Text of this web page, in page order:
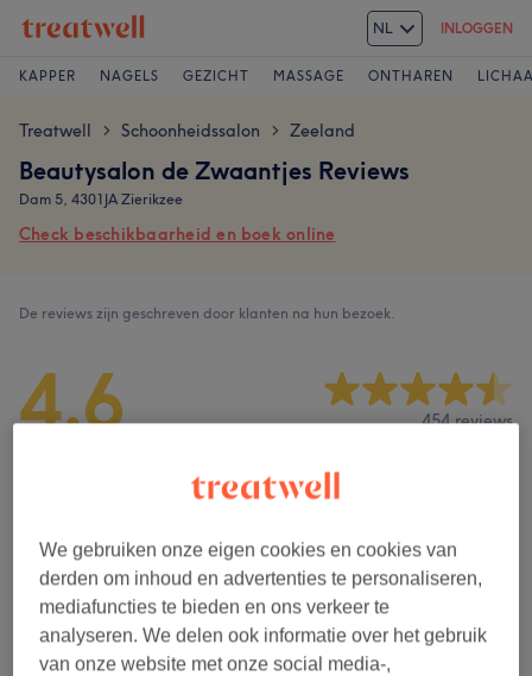
NL INLOGGEN
KAPPER NAGELS GEZICHT MASSAGE ONTHAREN
Treatwell > Schoonheidssalon > Zeeland
Beautysalon de Zwaantjes Reviews
Dam 5, 4301JA Zierikzee
Check beschikbaarheid en boek online
De reviews zijn geschreven door klanten na hun bezoek.
4,6 454 reviews
Hygiëne
Medewerkers
We gebruiken onze eigen cookies en cookies van
derden om inhoud en advertenties te personaliseren,
mediafuncties te bieden en ons verkeer te
analyseren. We delen ook informatie over het gebruik
van onze website met onze social media-,